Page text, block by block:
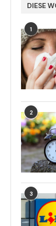
DIESE
1
2
3